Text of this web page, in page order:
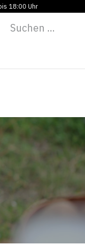
18:00 Uhr